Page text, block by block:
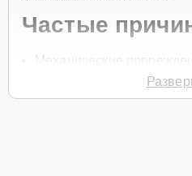
Частые
Механические
Износ со временем.